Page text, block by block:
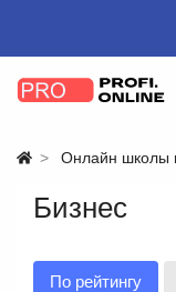
Онлайн школы
Бизнес
По рейтингу